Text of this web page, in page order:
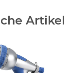
Artikel